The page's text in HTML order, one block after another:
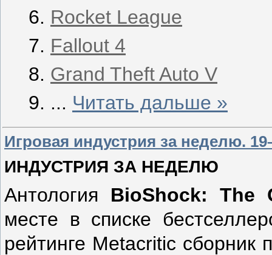
Rocket League
Fallout 4
Grand Theft Auto V
... Читать дальше »
Игровая индустрия за неделю.
ИНДУСТРИЯ ЗА НЕДЕЛЮ
Антология BioShock: The
месте в списке
рейтинге Metacritic сборник